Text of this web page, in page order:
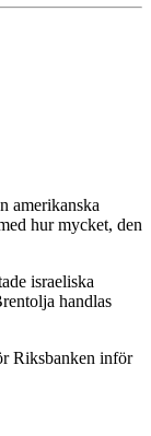
amerikanska
hur mycket, den
israeliska
handlas
Riksbanken inför